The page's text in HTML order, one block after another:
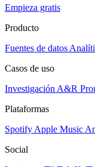
Empieza gratis
Producto
Fuentes de datos
Casos de uso
Investigación A&R
Plataformas
Spotify Apple Music
Social